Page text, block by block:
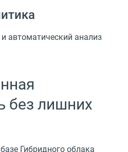
автоматический анализ
без лишних
Гибридного облака